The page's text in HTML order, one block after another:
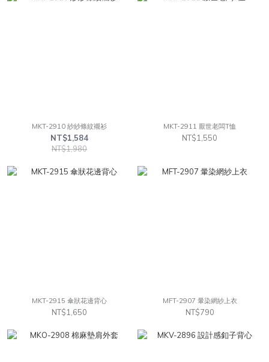
MKT-2910 紗紗條紋襯衫
NT$1,584
NT$1,980
MKT-2911 厭世老闆T恤
NT$1,550
MKT-2915 傘狀花邊背心
NT$1,650
MFT-2907 暈染網紗上衣
NT$790